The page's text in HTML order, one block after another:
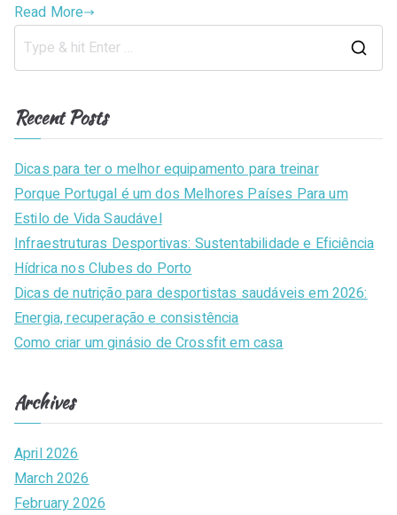
Read More
r
Recent Posts
Dicas para ter o melhor equipamento para treinar
Porque Portugal é um dos Melhores Países Para um
Estilo de Vida Saudável
Infraestruturas Desportivas: Sustentabilidade e Eficiência
Hídrica nos Clubes do Porto
Dicas de nutrição para desportistas saudáveis em 2026:
Energia, recuperação e consistência
Como criar um ginásio de Crossfit em casa
Archives
April 2026
March 2026
February 2026